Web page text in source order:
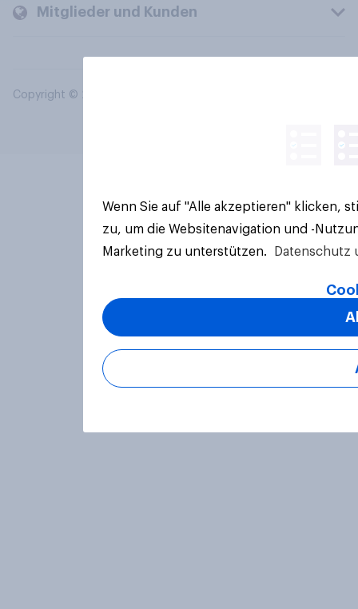
Mitglieder und Kunden
Copyright © 2026 YouGov PLC. Alle Rechte vorbehalten.
Wenn Sie auf "Alle akzeptieren" klicken,
zu, um die Websitenavigation und -
Marketing zu unterstützen.
Datenschutz